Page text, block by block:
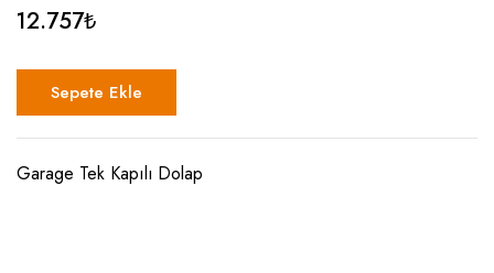
12.757₺
Sepete Ekle
Garage Tek Kapılı Dolap